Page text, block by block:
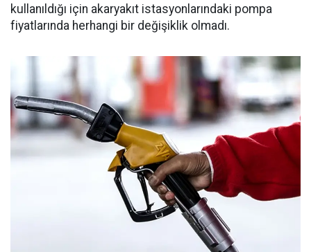
kullanıldığı için akaryakıt istasyonlarındaki pompa
fiyatlarında herhangi bir değişiklik olmadı.